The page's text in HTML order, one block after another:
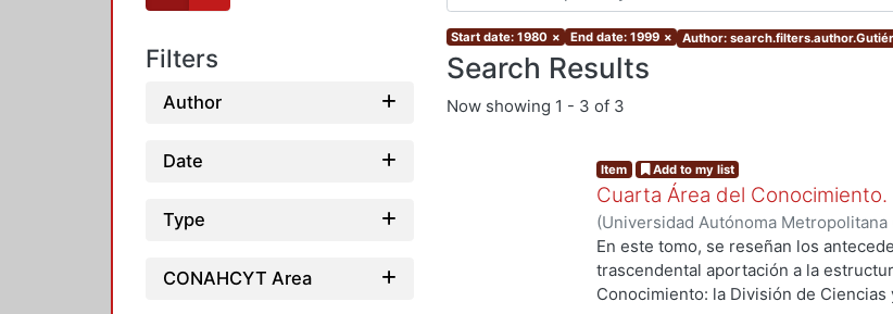
Filters
Author
Date
Type
CONAHCYT Area
Start date: 1980 × End date: 1999 × Author:
Search Results
Now showing 1 - 3 of 3
Item Add to my list
Cuarta Área del Conocimiento.
(Universidad Autónoma
Ciencias y Artes para el Diseño.,1993
Carrasco, Gilberto
En este tomo, se reseñan los
trascendental aportación a la
Conocimiento: la División de